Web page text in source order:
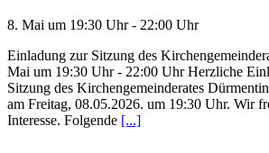
8. Mai um 19:30 Uhr- 22:00 Uhr
Einladung zur Sitzung des
Mai um 19:30 Uhr - 22:00 Uhr Herzliche
Sitzung des Kirchengemeinderates
am Freitag, 08.05.2026. um 19:30 Uhr. Wir
Interesse. Folgende [...]